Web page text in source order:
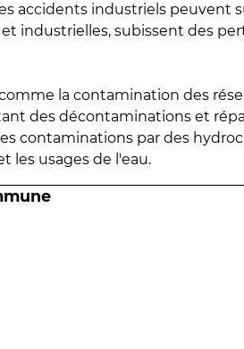
accidents industriels peuvent
industrielles, subissent des
la contamination des
des décontaminations et
contaminations par des
les usages de l'eau.